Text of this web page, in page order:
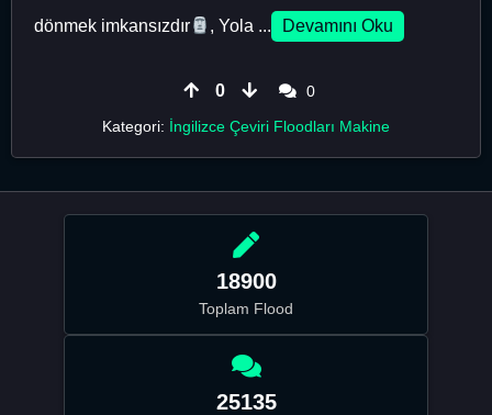
dönmek imkansızdır
, Yola ... Devamını Oku
0
0
Kategori: İngilizce Çeviri Floodları Makine
18900
Toplam Flood
25135